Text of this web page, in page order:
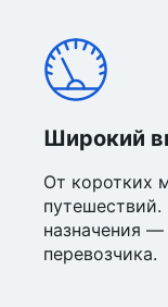
Широкий
От коротких
назначения
перевозчика.